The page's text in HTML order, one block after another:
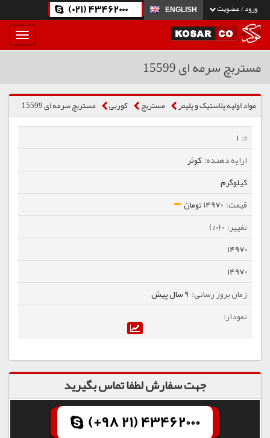
ورود / عضویت ENGLISH
(021) 43462000
بار
و
مستربچ سرمه ای 15599
مواد اولیه پلاستیک و پلیمر مستربچ كوربی مستربچ سرمه ای 15599
1
کوثر
کیلوگرم
14970 تومان
0 (0%)
14970
14970
9 سال پیش
جهت سفارش لطفا تماس بگیرید
(+98 21) 43462000